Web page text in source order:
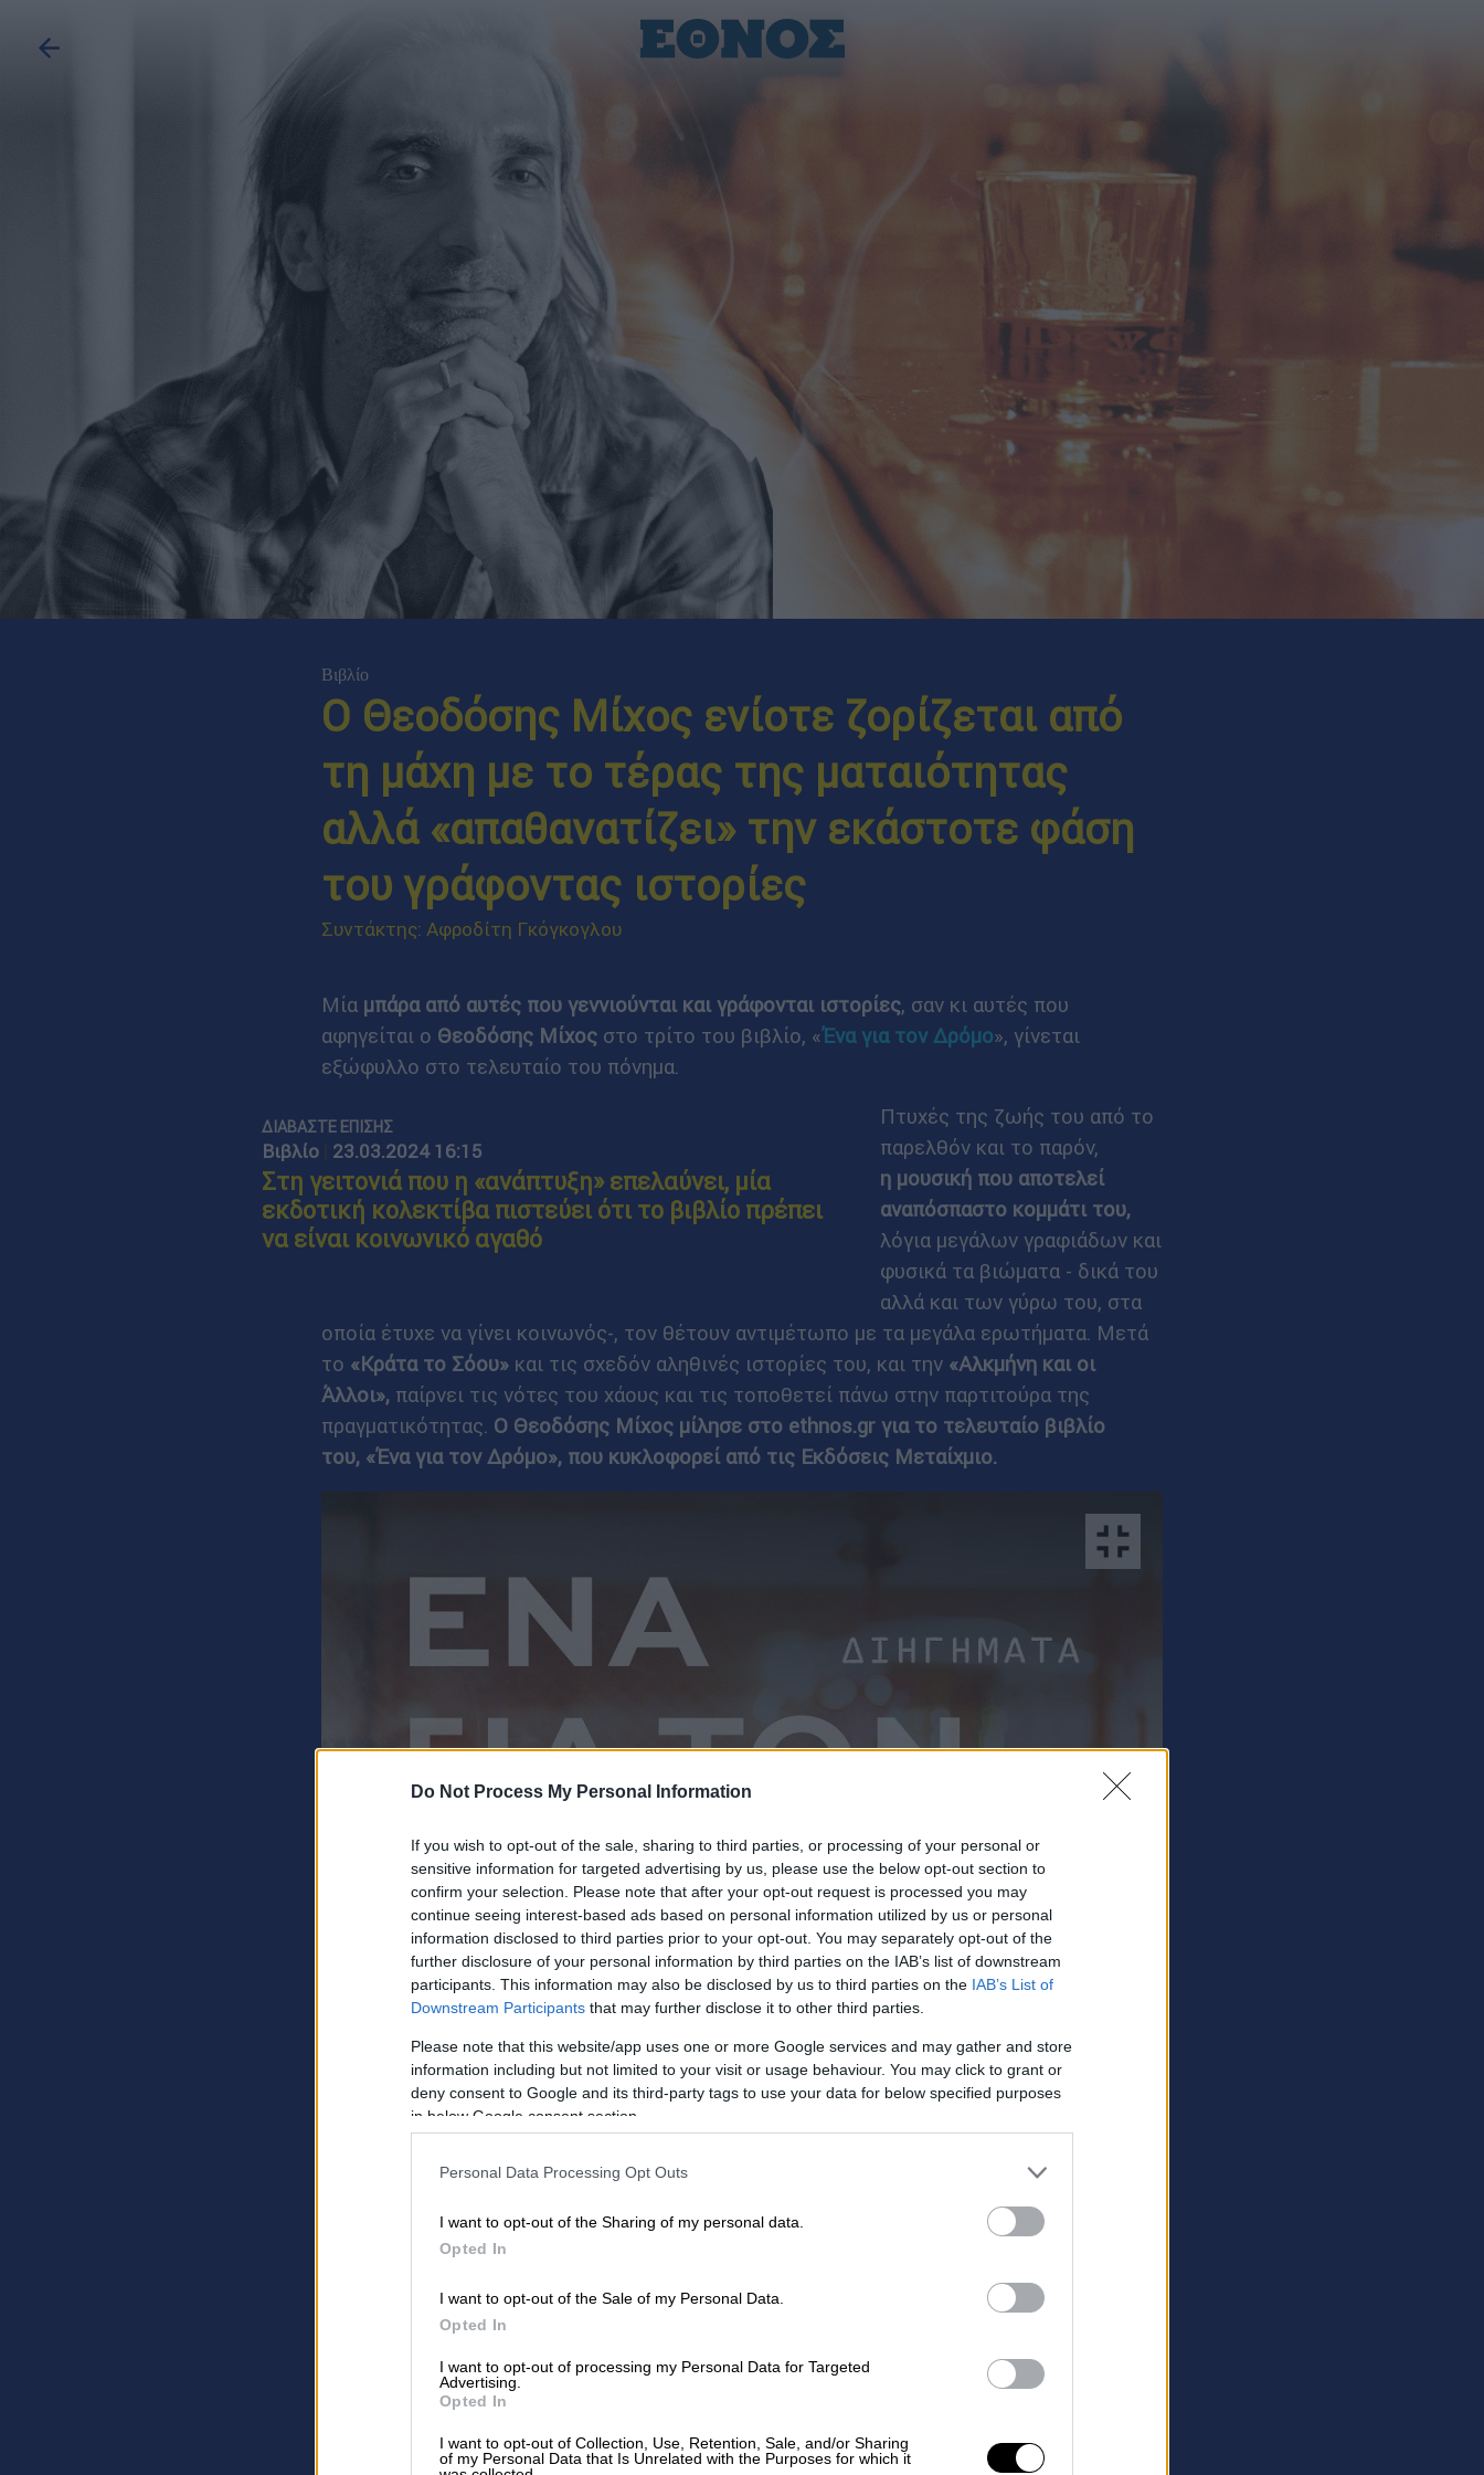
Do Not Process My Personal Information
If you wish to opt-out of the sale, sharing to third parties, or processing of your personal or
sensitive information for targeted advertising by us, please use the below opt-out section to
confirm your selection. Please note that after your opt-out request is processed you may
continue seeing interest-based ads based on personal information utilized by us or personal
information disclosed to third parties prior to your opt-out. You may separately opt-out of the
further disclosure of your personal information by third parties on the IAB’s list of downstream
participants. This information may also be disclosed by us to third parties on the IAB’s List of
Downstream Participants that may further disclose it to other third parties.
Please note that this website/app uses one or more Google services and may gather and store
information including but not limited to your visit or usage behaviour. You may click to grant or
deny consent to Google and its third-party tags to use your data for below specified purposes
in below Google consent section.
Personal Data Processing Opt Outs
I want to opt-out of the Sharing of my personal data.
Opted In
I want to opt-out of the Sale of my Personal Data.
Opted In
I want to opt-out of processing my Personal Data for Targeted
Advertising.
Opted In
I want to opt-out of Collection, Use, Retention, Sale, and/or Sharing
of my Personal Data that Is Unrelated with the Purposes for which it
Βιβλίο
Ο Θεοδόσης Μίχος ενίοτε ζορίζεται από
τη μάχη με το τέρας της ματαιότητας
αλλά «απαθανατίζει» την εκάστοτε φάση
του γράφοντας ιστορίες
Συντάκτης: Αφροδίτη Γκόγκογλου
Μίαμπάρα από αυτές που γεννιούνται και γράφονται ιστορίες, σαν κι αυτές που
αφηγείται ο Θεοδόσης Μίχοςστο τρίτο του βιβλίο, «Ένα για τον Δρόμο», γίνεται
εξώφυλλο στο τελευταίο του πόνημα.
ΔΙΑΒΑΣΤΕ ΕΠΙΣΗΣ
Βιβλίο| 23.03.2024 16:15
Στη γειτονιά που η «ανάπτυξη» επελαύνει, μία
εκδοτική κολεκτίβα πιστεύει ότι το βιβλίο πρέπει
να είναι κοινωνικό αγαθό
Πτυχές της ζωής του από το
παρελθόν και το παρόν,
η μουσική που αποτελεί
αναπόσπαστο κομμάτι του,
λόγια μεγάλων γραφιάδων και
φυσικά τα βιώματα - δικά του
αλλά και των γύρω του, στα
οποία έτυχε να γίνει κοινωνός-, τον θέτουν αντιμέτωπο με τα μεγάλα ερωτήματα. Μετά
το «Κράτα το Σόου»και τις σχεδόν αληθινές ιστορίες του, και την «Αλκμήνη και οι
Άλλοι»,παίρνει τις νότες του χάους και τις τοποθετεί πάνω στην παρτιτούρα της
πραγματικότητας. Ο Θεοδόσης Μίχος μίλησε στο ethnos.gr για το τελευταίο βιβλίο
του, «Ένα για τον Δρόμο», που κυκλοφορεί από τις Εκδόσεις Μεταίχμιο.